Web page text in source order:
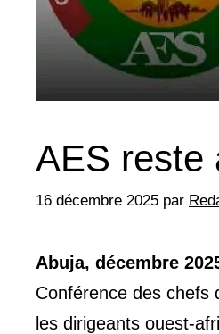
AES reste
16 décembre 2025 par
Abuja, décembre
Conférence des chefs
les dirigeants ouest-